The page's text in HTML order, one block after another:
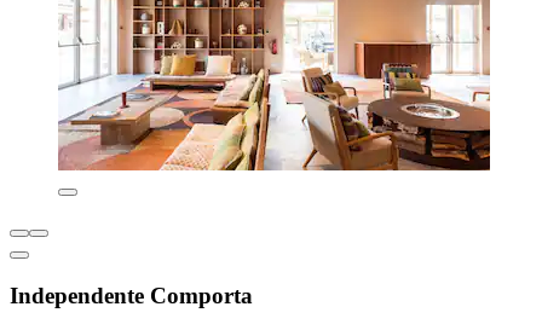
Independente Comporta